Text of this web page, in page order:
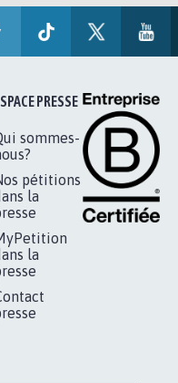
PRESSE
sommes-
pétitions
la
la